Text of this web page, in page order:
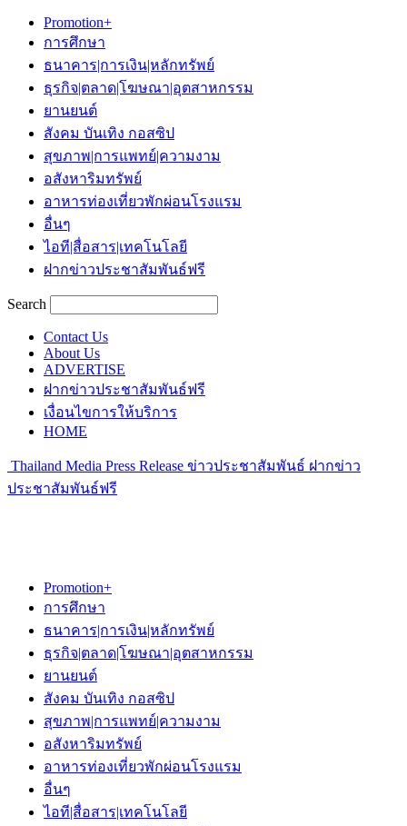
Promotion+
การศึกษา
ธนาคาร|การเงิน|หลักทรัพย์
ธุรกิจ|ตลาด|โฆษณา|อุตสาหกรรม
ยานยนต์
สังคม บันเทิง กอสซิป
สุขภาพ|การแพทย์|ความงาม
อสังหาริมทรัพย์
อาหารท่องเที่ยวพักผ่อนโรงแรม
อื่นๆ
ไอที|สื่อสาร|เทคโนโลยี
ฝากข่าวประชาสัมพันธ์ฟรี
Search
Contact Us
About Us
ADVERTISE
ฝากข่าวประชาสัมพันธ์ฟรี
เงื่อนไขการให้บริการ
HOME
Thailand Media Press Release ข่าวประชาสัมพันธ์ ฝากข่าว
ประชาสัมพันธ์ฟรี
Promotion+
การศึกษา
ธนาคาร|การเงิน|หลักทรัพย์
ธุรกิจ|ตลาด|โฆษณา|อุตสาหกรรม
ยานยนต์
สังคม บันเทิง กอสซิป
สุขภาพ|การแพทย์|ความงาม
อสังหาริมทรัพย์
อาหารท่องเที่ยวพักผ่อนโรงแรม
อื่นๆ
ไอที|สื่อสาร|เทคโนโลยี